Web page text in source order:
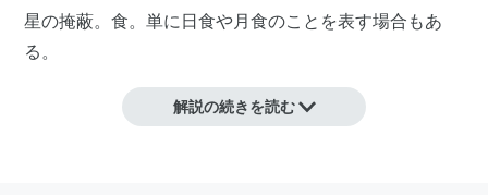
星の掩蔽。食。単に日食や月食のことを表す場合もあ
る。
解説の続きを読む